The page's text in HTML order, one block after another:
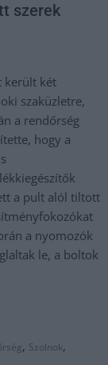
szerek
került két
szaküzletre,
a rendőrség
hogy a
a pult alól tiltott
a nyomozók
le, a boltok
, Szolnok,